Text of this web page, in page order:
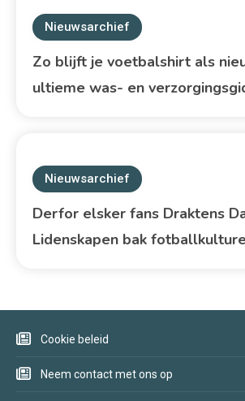
Nieuwsarchief
Zo blijft je voetbalshirt als
ultieme was- en
Nieuwsarchief
Derfor elsker fans Draktens
Lidenskapen bak
Cookie beleid
Neem contact met ons op